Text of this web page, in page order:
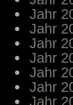
Jahr
Jahr
Jahr
Jahr
Jahr
Jahr
Jahr